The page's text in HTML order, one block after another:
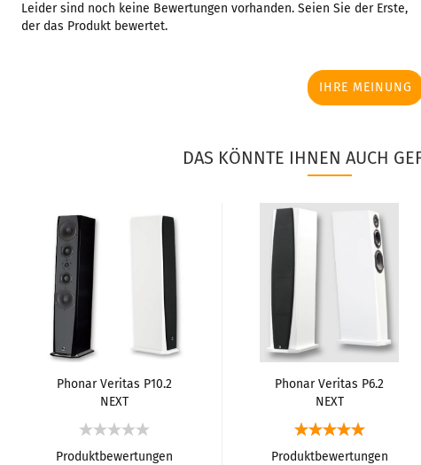
Leider sind noch keine Bewertungen vorhanden. Seien Sie der Erste,
der das Produkt bewertet.
IHRE MEINUNG
DAS KÖNNTE IHNEN AUCH
Phonar Veritas P10.2
NEXT
Produktbewertungen
Phonar Veritas P6.2
NEXT
Standlautsprecher
Produktbewertungen